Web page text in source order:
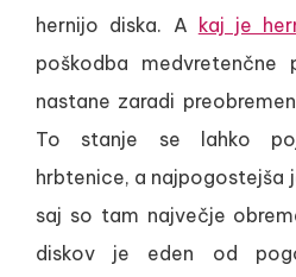
hernijo diska. A kaj je
poškodba medvretenčne
nastane zaradi
To stanje se lahko
hrbtenice, a najpogostejša
saj so tam največje
diskov je eden od